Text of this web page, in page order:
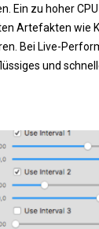
Ein zu hoher
Artefakten wie
Bei Live-
und